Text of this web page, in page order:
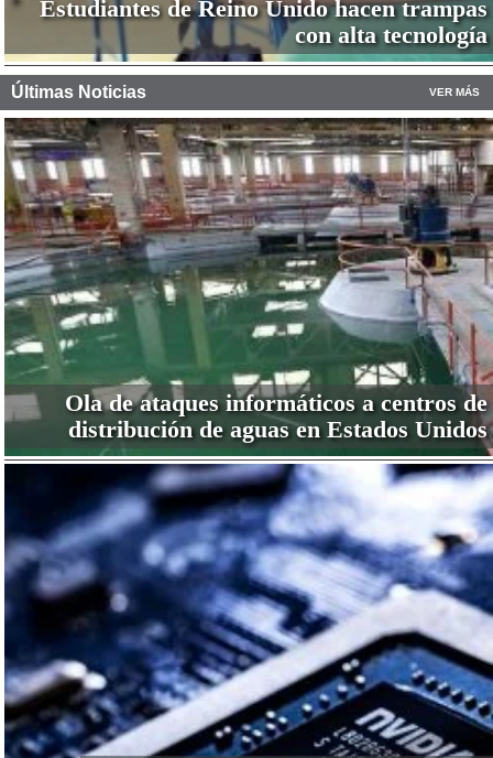
Estudiantes de Reino Unido hacen trampas
con alta tecnología
Últimas Noticias VER MÁS
Ola de ataques informáticos a centros de
distribución de aguas en Estados Unidos